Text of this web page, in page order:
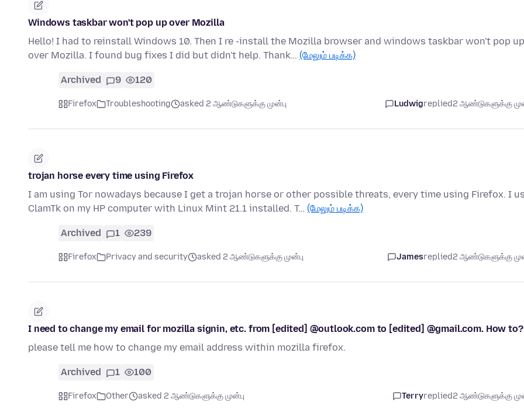
Windows taskbar won't pop up over Mozilla
Hello! I had to reinstall Windows 10. Then I re -install the Mozilla browser and windows taskbar won't pop up
over Mozilla. I found bug fixes I did but didn't help. Thank… (மேலும் படிக்க)
Archived 9 120
Firefox Troubleshooting asked 2 ஆண்டுகளுக்கு முன்பு Ludwigreplied2 ஆண்டுகளுக்கு
trojan horse every time using Firefox
I am using Tor nowadays because I get a trojan horse or other possible threats, every time using Firefox. I
ClamTk on my HP computer with Linux Mint 21.1 installed. T… (மேலும் படிக்க)
Archived 1 239
Firefox Privacy and security asked 2 ஆண்டுகளுக்கு முன்பு Jamesreplied2 ஆண்டுகளுக்கு
I need to change my email for mozilla signin, etc. from [edited] @outlook.com to [edited] @gmail.com. How to?
please tell me how to change my email address within mozilla firefox.
Archived 1 100
Firefox Other asked 2 ஆண்டுகளுக்கு முன்பு Terryreplied2 ஆண்டுகளுக்கு